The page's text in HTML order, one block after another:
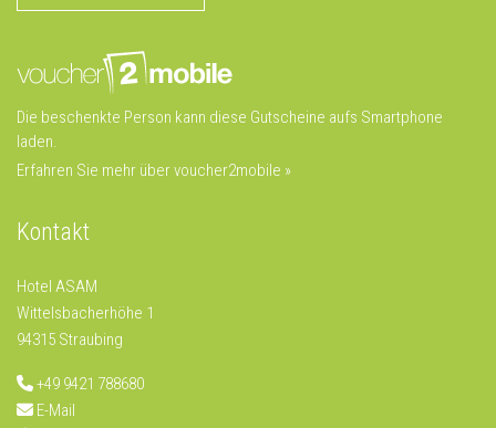
Die beschenkte Person kann diese Gutscheine aufs Smartphone
laden.
Erfahren Sie mehr über voucher2mobile »
Kontakt
Hotel ASAM
Wittelsbacherhöhe 1
94315 Straubing
+49 9421 788680
E-Mail